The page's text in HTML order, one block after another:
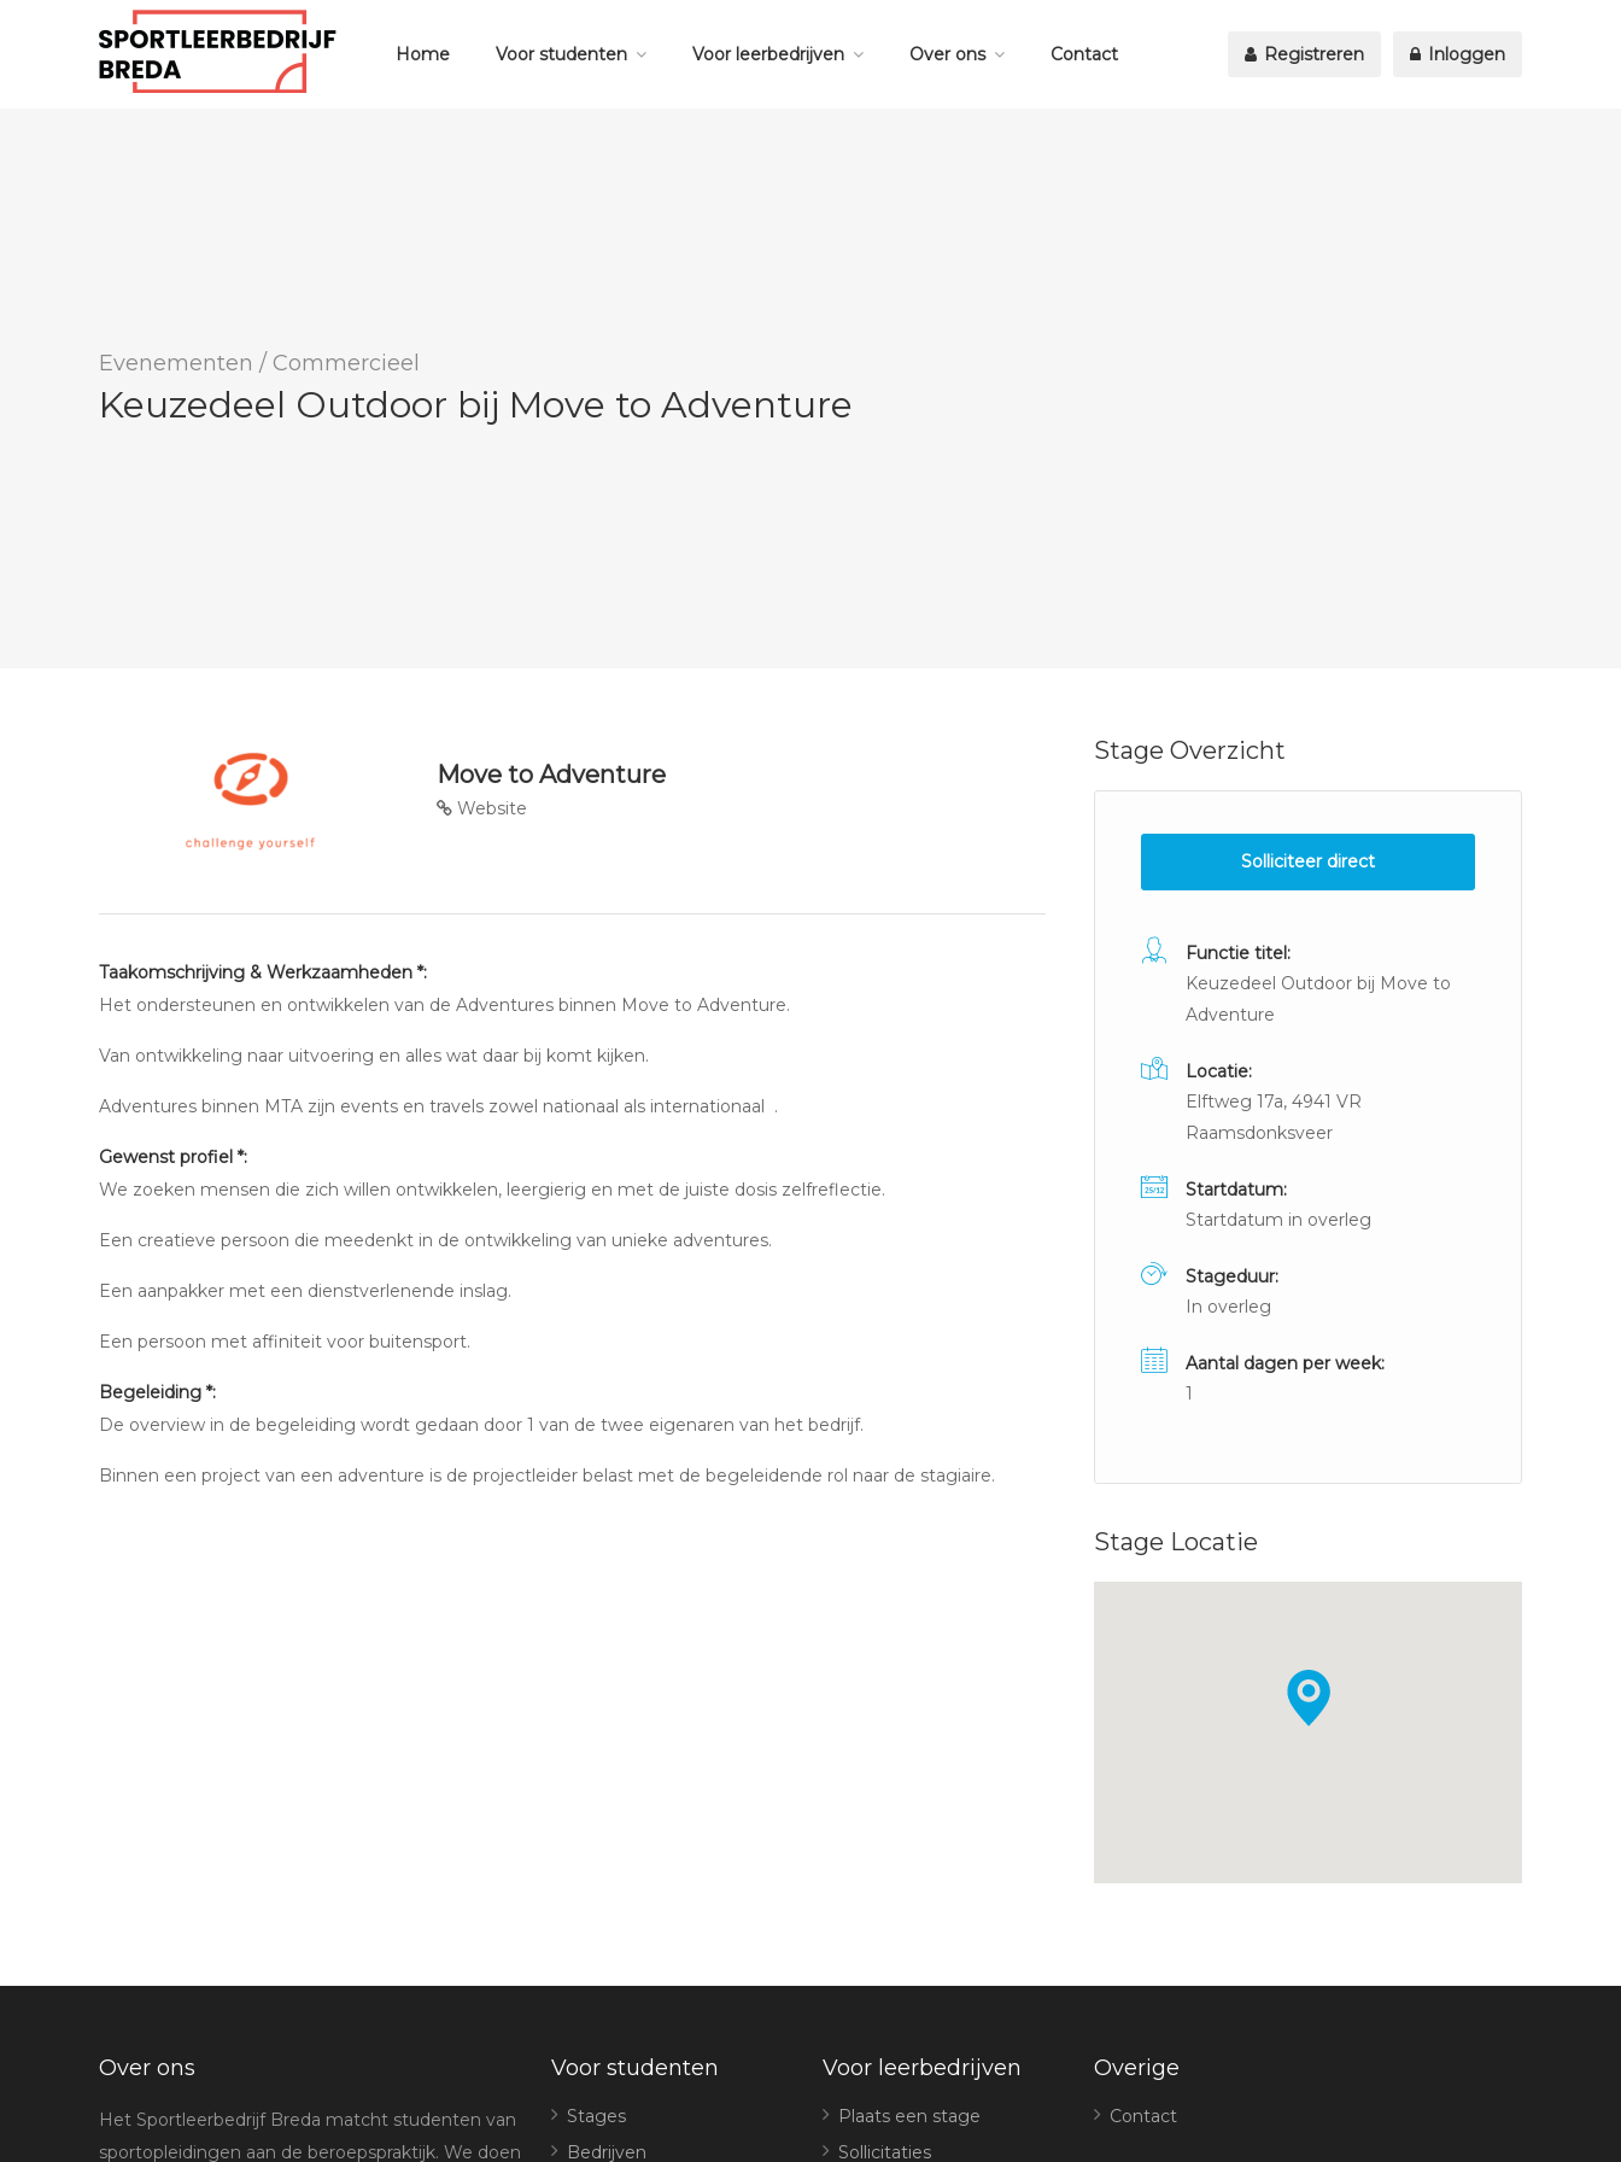
Home Voor studenten Voor leerbedrijven Over ons Contact Registreren Inloggen
Evenementen / Commercieel
Keuzedeel Outdoor bij Move to Adventure
Move to Adventure
Website
Taakomschrijving & Werkzaamheden *:
Het ondersteunen en ontwikkelen van de Adventures binnen Move to Adventure.
Van ontwikkeling naar uitvoering en alles wat daar bij komt kijken.
Adventures binnen MTA zijn events en travels zowel nationaal als internationaal .
Gewenst profiel *:
We zoeken mensen die zich willen ontwikkelen, leergierig en met de juiste dosis zelfreflectie.
Een creatieve persoon die meedenkt in de ontwikkeling van unieke adventures.
Een aanpakker met een dienstverlenende inslag.
Een persoon met affiniteit voor buitensport.
Begeleiding *:
De overview in de begeleiding wordt gedaan door 1 van de twee eigenaren van het bedrijf.
Binnen een project van een adventure is de projectleider belast met de begeleidende rol naar de stagiaire.
Stage Overzicht
Solliciteer direct
Functie titel:
Keuzedeel Outdoor bij Move to
Adventure
Locatie:
Elftweg 17a, 4941 VR
Raamsdonksveer
Startdatum:
Startdatum in overleg
Stageduur:
In overleg
Aantal dagen per week:
1
Stage Locatie
Over ons
Het Sportleerbedrijf Breda matcht studenten van
sportopleidingen aan de beroepspraktijk. We doen
Voor studenten
Stages
Bedrijven
Voor leerbedrijven
Plaats een stage
Sollicitaties
Overige
Contact